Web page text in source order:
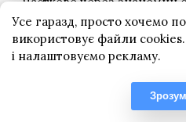
Усе гаразд, просто хочемо
використовує файли
і налаштовуємо рекламу.